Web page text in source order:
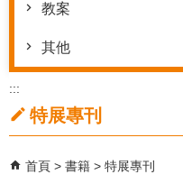
教案
其他
:::
特展專刊
首頁 書籍 特展專刊